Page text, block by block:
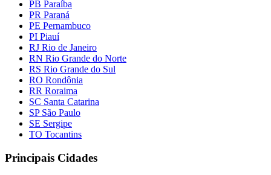
PB Paraíba
PR Paraná
PE Pernambuco
PI Piauí
RJ Rio de Janeiro
RN Rio Grande do Norte
RS Rio Grande do Sul
RO Rondônia
RR Roraima
SC Santa Catarina
SP São Paulo
SE Sergipe
TO Tocantins
Principais Cidades